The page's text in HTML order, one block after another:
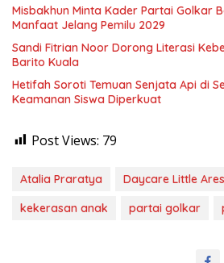
Misbakhun Minta Kader Partai Golkar
Manfaat Jelang Pemilu 2029
Sandi Fitrian Noor Dorong Literasi
Barito Kuala
Hetifah Soroti Temuan Senjata Api di
Keamanan Siswa Diperkuat
Post Views: 79
Atalia Praratya
Daycare Little
kekerasan anak
partai golkar